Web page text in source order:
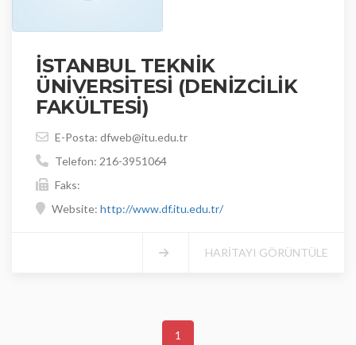
İSTANBUL TEKNİK
ÜNİVERSİTESİ (DENİZCİLİK
FAKÜLTESİ)
E-Posta: dfweb@itu.edu.tr
Telefon: 216-3951064
Faks:
Website: http://www.df.itu.edu.tr/
HARİTAYI GÖRÜNTÜLE
1